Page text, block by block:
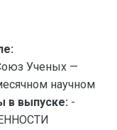
Ученых —
научном
в выпуске: -